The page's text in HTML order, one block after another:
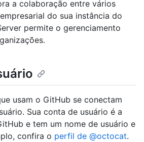
a colaboração entre vários
do sua instância do
permite o gerenciamento
usam o GitHub se conectam
Sua conta de usuário é a
e tem um nome de usuário e
confira o perfil de @octocat.